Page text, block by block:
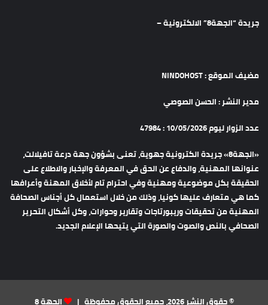
جريدة “الجهة8” الالكترونية –
مضيف الموقع : NINDOHOST
مدير النشر : الحسن الصوصي
عدد الزوار ليوم 10/05/2026 : 47984
«الجهة8» جريدة الكترونية جهوية، تعنى بشؤون جهة درعة تافيلالت،
عنوانها المهنية، والدفاع عن الحق في المعرفة والإخبار والاطلاع على
الحقيقة بكل موضوعية ومهنية وفي احترام تام لأخلاق المهنة وأعرافها
كما هي متعارف عليها كونيا، وذلك من خلال استعمال كل أجناس الصحافة
المهنية من تحقيقات وريبورتاجات وتقارير وحوارات، وكل أشكال التحرير
الصحافي بالنص والصوت والصورة التي يتيحها الإعلام الجديد.
© حقوق النشر 2026، جميع الحقوق محفوظة | الجهة 8